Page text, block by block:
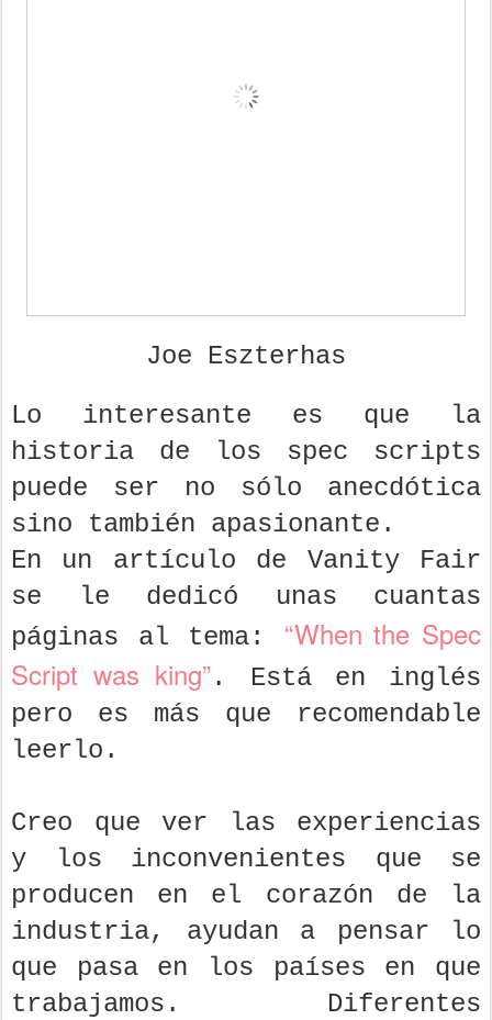
Joe Eszterhas
Lo interesante es que la
historia de los spec scripts
puede ser no sólo anecdótica
sino también apasionante.
En un artículo de Vanity Fair
se le dedicó unas cuantas
páginas al tema: “When the Spec
Script was king”. Está en inglés
pero es más que recomendable
leerlo.
Creo que ver las experiencias
y los inconvenientes que se
producen en el corazón de la
industria, ayudan a pensar lo
que pasa en los países en que
trabajamos. Diferentes